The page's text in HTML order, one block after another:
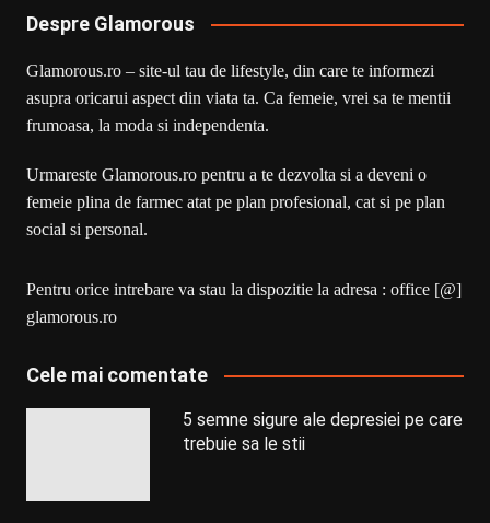
Despre Glamorous
Glamorous.ro – site-ul tau de lifestyle, din care te informezi
asupra oricarui aspect din viata ta. Ca femeie, vrei sa te mentii
frumoasa, la moda si independenta.
Urmareste Glamorous.ro pentru a te dezvolta si a deveni o
femeie plina de farmec atat pe plan profesional, cat si pe plan
social si personal.
Pentru orice intrebare va stau la dispozitie la adresa : office [@]
glamorous.ro
Cele mai comentate
5 semne sigure ale depresiei pe care
trebuie sa le stii